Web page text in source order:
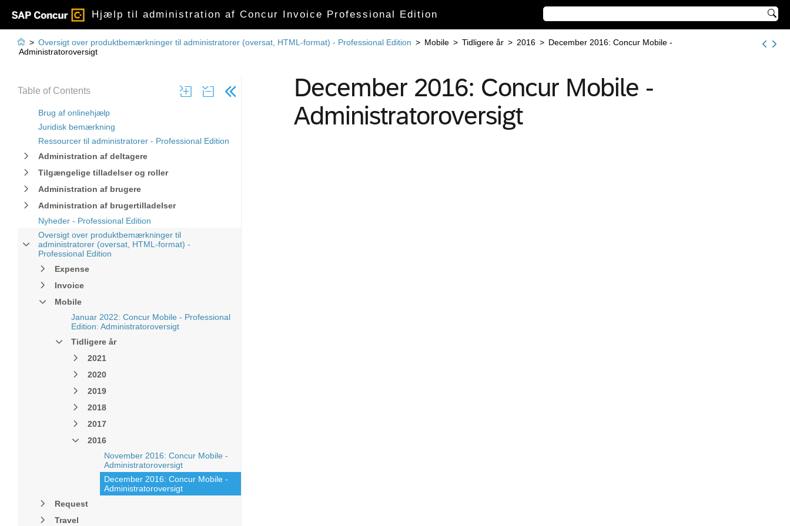
Hjælp til administration af Concur Invoice Professional Edition 
Table of Contents
Brug af onlinehjælp
Juridisk bemærkning
Ressourcer til administratorer - Professional Edition
Administration af deltagere
Tilgængelige tilladelser og roller
Administration af brugere
Administration af brugertilladelser
Nyheder - Professional Edition
Oversigt over produktbemærkninger til
administratorer (oversat, HTML-format) -
Professional Edition
Expense
Invoice
Mobile
Januar 2022: Concur Mobile - Professional
Edition: Administratoroversigt
Tidligere år
2021
2020
2019
2018
2017
2016
November 2016: Concur Mobile -
Administratoroversigt
December 2016: Concur Mobile -
Administratoroversigt
Request
Travel
 > Oversigt over produktbemærkninger til administratorer (oversat, HTML-format) - Professional Edition > Mobile > Tidligere år > 2016 > December 2016: Concur Mobile -
Administratoroversigt
December 2016: Concur Mobile -
Administratoroversigt